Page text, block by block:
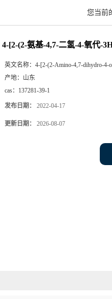
您当前
4-[2-(2-氨基-4,7-二氢-4-氧代-
英文名称： 4-[2-(2-Amino-4,7-dihydro-4-
产地： 山东
cas： 137281-39-1
发布日期： 2022-04-17
更新日期： 2026-08-07